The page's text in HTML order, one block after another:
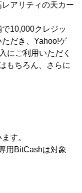
アリティの天カー
10,000クレジッ
だき、Yahoo!ゲ
にご利用いただく
もちろん、さらに
す。
用BitCashは対象